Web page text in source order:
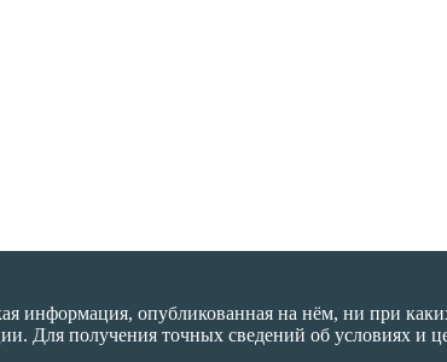
информация, опубликованная на нём, ни при
Для получения точных сведений об условиях и